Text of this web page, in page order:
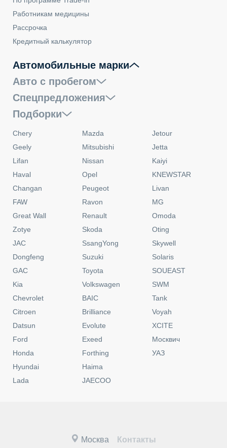
Работникам медицины
Рассрочка
Кредитный калькулятор
Автомобильные марки
Авто с пробегом
Спецпредложения
Подборки
Chery
Geely
Lifan
Haval
Changan
FAW
Great Wall
Zotye
JAC
Dongfeng
GAC
Kia
Chevrolet
Citroen
Datsun
Ford
Honda
Hyundai
Lada
Mazda
Mitsubishi
Nissan
Opel
Peugeot
Ravon
Renault
Skoda
SsangYong
Suzuki
Toyota
Volkswagen
BAIC
Brilliance
Evolute
Exeed
Forthing
Haima
JAECOO
Jetour
Jetta
Kaiyi
KNEWSTAR
Livan
MG
Omoda
Oting
Skywell
Solaris
SOUEAST
SWM
Tank
Voyah
XCITE
Москвич
УАЗ
Москва Контакты